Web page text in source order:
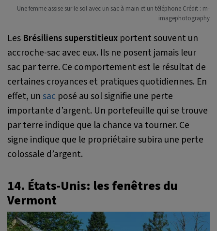
Une femme assise sur le sol avec un sac à main et un téléphone Crédit : m-
imagephotography
Les Brésiliens superstitieux portent souvent un
accroche-sac avec eux. Ils ne posent jamais leur
sac par terre. Ce comportement est le résultat de
certaines croyances et pratiques quotidiennes. En
effet, unsac posé au sol signifie une perte
importante d’argent. Un portefeuille qui se trouve
par terre indique que la chance va tourner. Ce
signe indique que le propriétaire subira une perte
colossale d’argent.
14. États-Unis: les fenêtres du
Vermont